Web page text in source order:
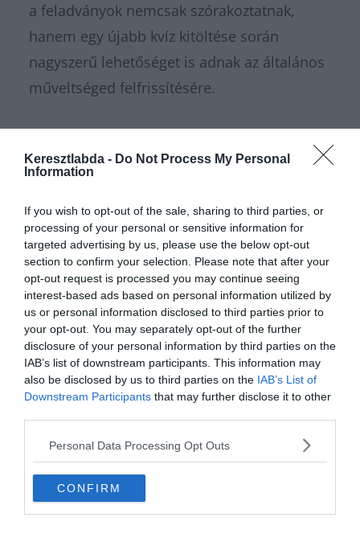
Keresztlabda - Do Not Process My Personal
Information
If you wish to opt-out of the sale, sharing to third parties, or
processing of your personal or sensitive information for
targeted advertising by us, please use the below opt-out
section to confirm your selection. Please note that after your
opt-out request is processed you may continue seeing
interest-based ads based on personal information utilized by
us or personal information disclosed to third parties prior to
your opt-out. You may separately opt-out of the further
disclosure of your personal information by third parties on the
IAB’s list of downstream participants. This information may
also be disclosed by us to third parties on the IAB’s List of
Downstream Participants that may further disclose it to other
Personal Data Processing Opt Outs
CONFIRM
a feladványok nemcsak szórakoztatnak,
hanem egy újabb kvíz kitöltése során
nagyszerű lehetőséget is adnak az általános
műveltséged felfrissítésére.
Amennyiben szereted a múltidéző
kihívásokat és a történelmi fejtörőket, és
akkor gyere éslátogass el a Keresztlabda
oldalára, ahol mindig vár egy újabb
elgondolkodtató történelem kvíz feladvány.
Ha úgy érzed, hogy maradt még benned
lendület egy következő fordulóhoz, bátran
kattints atovábbi tudáspróba játékok
oldalára a folytatásért. Ha pedig inkább csak
szórakoztató és ismeretterjesztő videókat
néznél és lazítanál egy kicsit, aKeresztlabda
YouTube csatornatartalmai biztosan lekötik
majd a figyelmedet minden megoldott kvíz
után.